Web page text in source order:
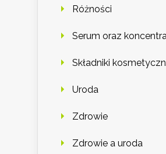
Różności
Serum oraz
Składniki
Uroda
Zdrowie
Zdrowie a uroda